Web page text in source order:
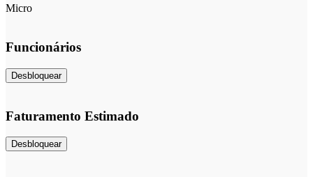
Micro
Funcionários
Desbloquear
Faturamento Estimado
Desbloquear